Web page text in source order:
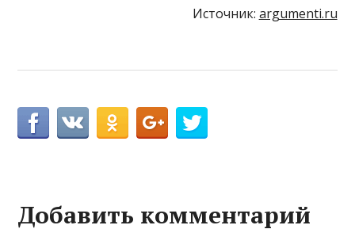
Источник: argumenti.ru
Добавить комментарий